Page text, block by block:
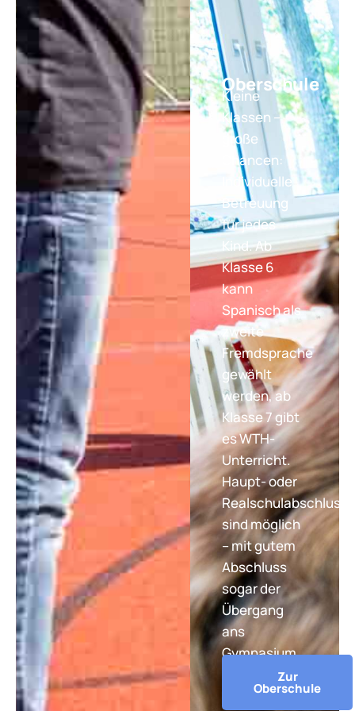
Oberschule
Kleine
Klassen –
große
Chancen:
Individuelle
Betreuung
für jedes
Kind. Ab
Klasse 6
kann
Spanisch als
zweite
Fremdsprache
gewählt
werden, ab
Klasse 7 gibt
es WTH-
Unterricht.
Haupt- oder
Realschulabschluss
sind möglich
– mit gutem
Abschluss
sogar der
Übergang
ans
Gymnasium.
Zur
Oberschule